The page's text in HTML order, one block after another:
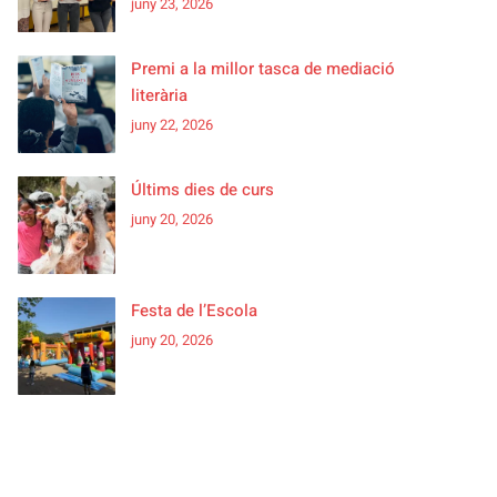
Premi a la millor tasca de mediació
literària
juny 22, 2026
Últims dies de curs
juny 20, 2026
Festa de l’Escola
juny 20, 2026